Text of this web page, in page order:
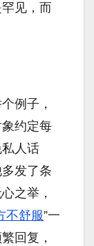
见，而
例子，
约定每
人话
发了条
之举，
不舒服”一
回复，